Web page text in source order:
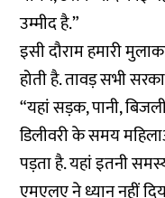
उम्मीद है.”
इसी दौराम हमारी
होती है. तावड़ सभी
“यहां सड़क, पानी,
डिलीवरी के समय
पड़ता है. यहां इतनी
एमएलए ने ध्यान नहीं